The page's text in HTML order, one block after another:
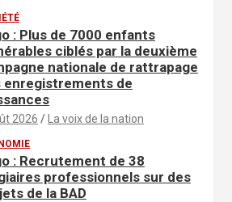
: Plus de 7000 enfants
ciblés par la deuxième
nationale de rattrapage
enregistrements de
2026 La voix de la nation
: Recrutement de 38
professionnels sur des
de la BAD